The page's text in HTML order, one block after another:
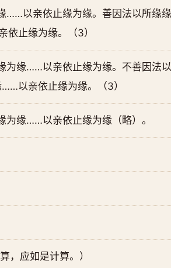
……以亲依止缘为缘。善因法以所缘
止缘为缘。（3）
为缘……以亲依止缘为缘。不善因法
以亲依止缘为缘。（3）
缘……以亲依止缘为缘（略）。
，应如是计算。）